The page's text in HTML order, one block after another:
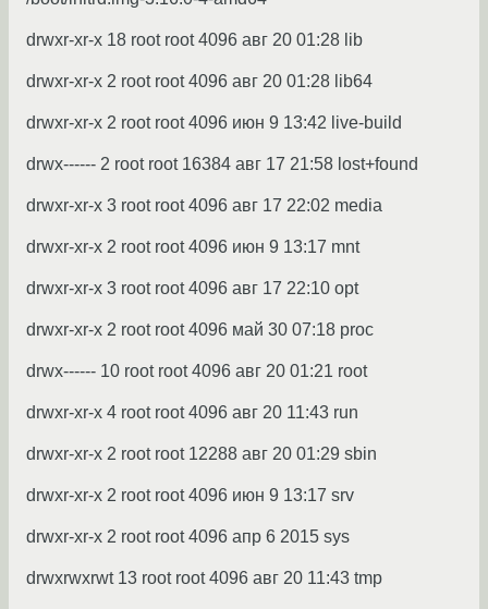
drwxr-xr-x 18 root root 4096 авг 20 01:28 lib
drwxr-xr-x 2 root root 4096 авг 20 01:28 lib64
drwxr-xr-x 2 root root 4096 июн 9 13:42 live-build
drwx------ 2 root root 16384 авг 17 21:58 lost+found
drwxr-xr-x 3 root root 4096 авг 17 22:02 media
drwxr-xr-x 2 root root 4096 июн 9 13:17 mnt
drwxr-xr-x 3 root root 4096 авг 17 22:10 opt
drwxr-xr-x 2 root root 4096 май 30 07:18 proc
drwx------ 10 root root 4096 авг 20 01:21 root
drwxr-xr-x 4 root root 4096 авг 20 11:43 run
drwxr-xr-x 2 root root 12288 авг 20 01:29 sbin
drwxr-xr-x 2 root root 4096 июн 9 13:17 srv
drwxr-xr-x 2 root root 4096 апр 6 2015 sys
drwxrwxrwt 13 root root 4096 авг 20 11:43 tmp